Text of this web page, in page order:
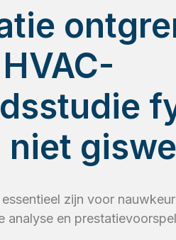
niet
zijn voor
analyse en